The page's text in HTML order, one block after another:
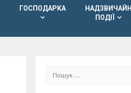
ГОСПОДАРКА
НАДЗВИЧАЙНІ
ПОДІЇ
Пошук: